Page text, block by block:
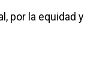
por la equidad y